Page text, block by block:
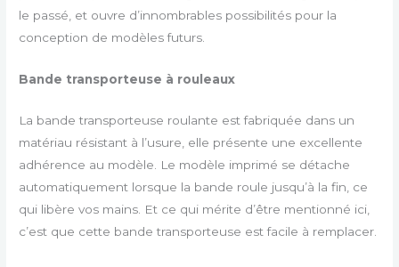
le passé, et ouvre d’innombrables possibilités pour la
conception de modèles futurs.
Bande transporteuse à rouleaux
La bande transporteuse roulante est fabriquée dans un
matériau résistant à l’usure, elle présente une excellente
adhérence au modèle. Le modèle imprimé se détache
automatiquement lorsque la bande roule jusqu’à la fin, ce
qui libère vos mains. Et ce qui mérite d’être mentionné ici,
c’est que cette bande transporteuse est facile à remplacer.